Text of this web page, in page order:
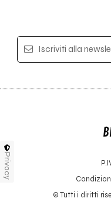
Iscriviti alla
© Tutti i diritti
Privacy